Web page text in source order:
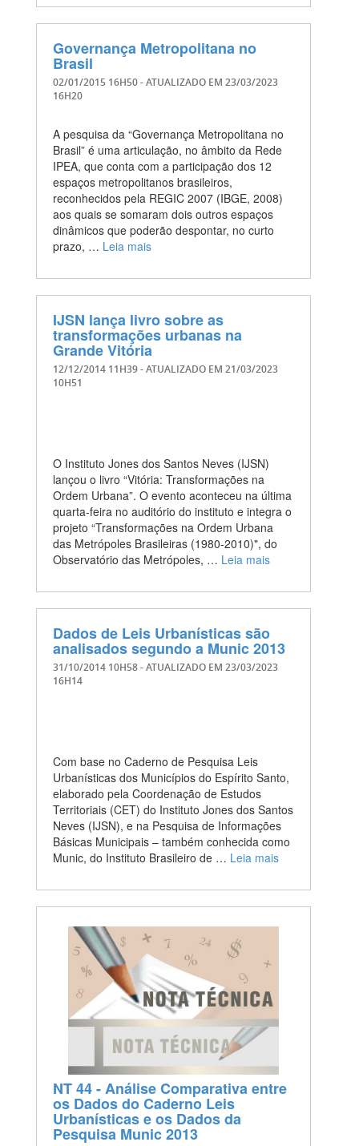
Governança Metropolitana no
Brasil
02/01/2015 16H50- ATUALIZADO EM 23/03/2023
16H20
A pesquisa da “Governança Metropolitana no
Brasil” é uma articulação, no âmbito da Rede
IPEA, que conta com a participação dos 12
espaços metropolitanos brasileiros,
reconhecidos pela REGIC 2007 (IBGE, 2008)
aos quais se somaram dois outros espaços
dinâmicos que poderão despontar, no curto
prazo, … Leia mais
IJSN lança livro sobre as
transformações urbanas na
Grande Vitória
12/12/2014 11H39- ATUALIZADO EM 21/03/2023
10H51
O Instituto Jones dos Santos Neves (IJSN)
lançou o livro “Vitória: Transformações na
Ordem Urbana”. O evento aconteceu na última
quarta-feira no auditório do instituto e integra o
projeto “Transformações na Ordem Urbana
das Metrópoles Brasileiras (1980-2010)", do
Observatório das Metrópoles, … Leia mais
Dados de Leis Urbanísticas são
analisados segundo a Munic 2013
31/10/2014 10H58- ATUALIZADO EM 23/03/2023
16H14
Com base no Caderno de Pesquisa Leis
Urbanísticas dos Municípios do Espírito Santo,
elaborado pela Coordenação de Estudos
Territoriais (CET) do Instituto Jones dos Santos
Neves (IJSN), e na Pesquisa de Informações
Básicas Municipais – também conhecida como
Munic, do Instituto Brasileiro de … Leia mais
NT 44 - Análise Comparativa entre
os Dados do Caderno Leis
Urbanísticas e os Dados da
Pesquisa Munic 2013